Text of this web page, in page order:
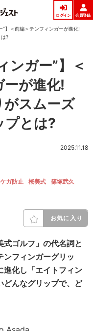
ログイン 会員登録
”】＜前編＞テンフィンガーが進化!
?
ンガー”】＜
ーが進化!
がスムーズ
プとは?
2025.11.18
ケガ防止 桜美式 篠塚武久
お気に入り
ゴルフ」の代名詞と
ンフィンガーグリッ
進化し「エイトフィン
どんなグリップで、ど